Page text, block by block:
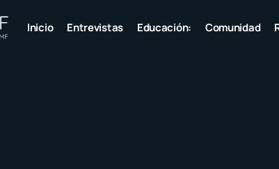
Inicio Entrevistas Educación: Comunidad